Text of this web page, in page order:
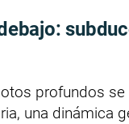
profundos
una dinámica